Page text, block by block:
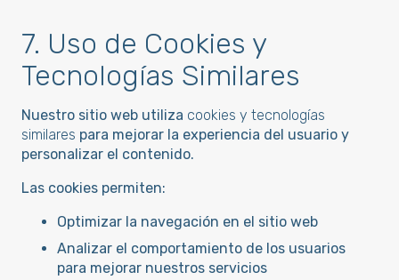
7. Uso de Cookies y
Tecnologías Similares
Nuestro sitio web utiliza cookies y tecnologías
similares para mejorar la experiencia del usuario y
personalizar el contenido.
Las cookies permiten:
Optimizar la navegación en el sitio web
Analizar el comportamiento de los usuarios
para mejorar nuestros servicios